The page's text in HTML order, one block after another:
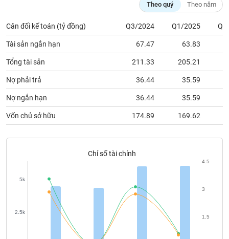
Theo quý Theo năm
Cân đối kế toán (tỷ đồng) Q3/2024 Q1/2025
Tài sản ngắn hạn 67.47 63.83
Tổng tài sản 211.33 205.21
Nợ phải trả 36.44 35.59
Nợ ngắn hạn 36.44 35.59
Vốn chủ sở hữu 174.89 169.62
Chỉ số tài chính
2.5k
5k
3
1.5
4.5
Mã
chứng
khoán
(-)
Tất cả Cổ phiếu Chỉ số Chứng chỉ quỹ Chứng
Lãnh
đạo
Người nội bộ Người liên quan
Tin